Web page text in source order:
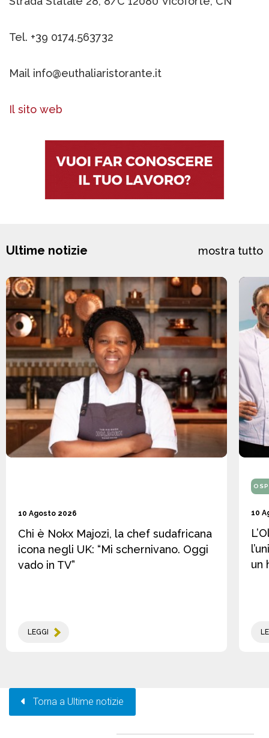
Tel. +39 0174.563732
Mail info@euthaliaristorante.it
Il sito web
Ultime notizie mostra tutto
10 Agosto 2026
Chi è Nokx Majozi, la chef sudafricana
icona negli UK: “Mi schernivano. Oggi
vado in TV”
LEGGI
10
un
Torna a Ultime notizie